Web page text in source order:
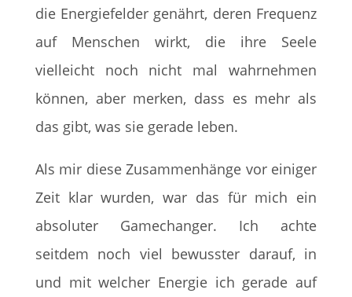
die Energiefelder genährt, deren Frequenz
auf Menschen wirkt, die ihre Seele
vielleicht noch nicht mal wahrnehmen
können, aber merken, dass es mehr als
das gibt, was sie gerade leben.
Als mir diese Zusammenhänge vor einiger
Zeit klar wurden, war das für mich ein
absoluter Gamechanger. Ich achte
seitdem noch viel bewusster darauf, in
und mit welcher Energie ich gerade auf